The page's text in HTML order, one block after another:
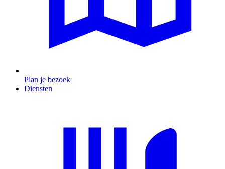
Plan je bezoek
Diensten